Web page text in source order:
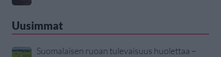
Uusimmat
Suomalaisen ruoan tulevaisuus huolettaa –